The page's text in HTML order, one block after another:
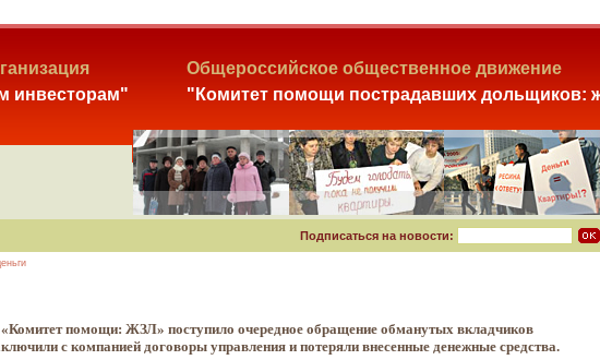
инвесторам"
Общероссийское общественное движение
"Комитет помощи пострадавших дольщиков:
Подписаться на новости:
помощи: ЖЗЛ» поступило очередное обращение обманутых вкладчиков
с компанией договоры управления и потеряли внесенные денежные средства.